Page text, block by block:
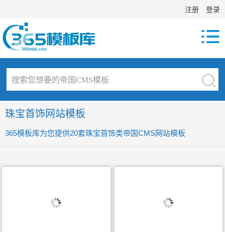
注册 登录

珠宝首饰网站模板
365模板库为您提供20套珠宝首饰类帝国CMS网站模板